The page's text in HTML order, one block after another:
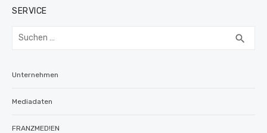
SERVICE
Suchen
search
Unternehmen
Mediadaten
FRANZMED!EN